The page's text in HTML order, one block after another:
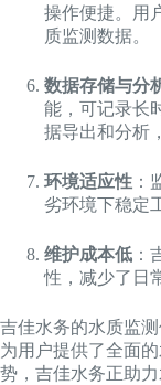
操作便捷。用
质监测数据。
数据存储与分
能，可记录长
据导出和分析
环境适应性 ：
劣环境下稳定
维护成本低 ：
性，减少了日
吉佳水务的水质监
为用户提供了全面
势，吉佳水务正助